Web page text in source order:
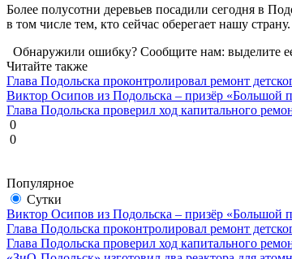
Более полусотни деревьев посадили сегодня в
в том числе тем, кто сейчас оберегает нашу страну.
Обнаружили ошибку? Сообщите нам: выделите
Читайте также
Глава Подольска проконтролировал ремонт
Виктор Осипов из Подольска – призёр «Большой
Глава Подольска проверил ход капитального
0
0
Популярное
Сутки
Виктор Осипов из Подольска – призёр «Большой
Глава Подольска проконтролировал ремонт
Глава Подольска проверил ход капитального